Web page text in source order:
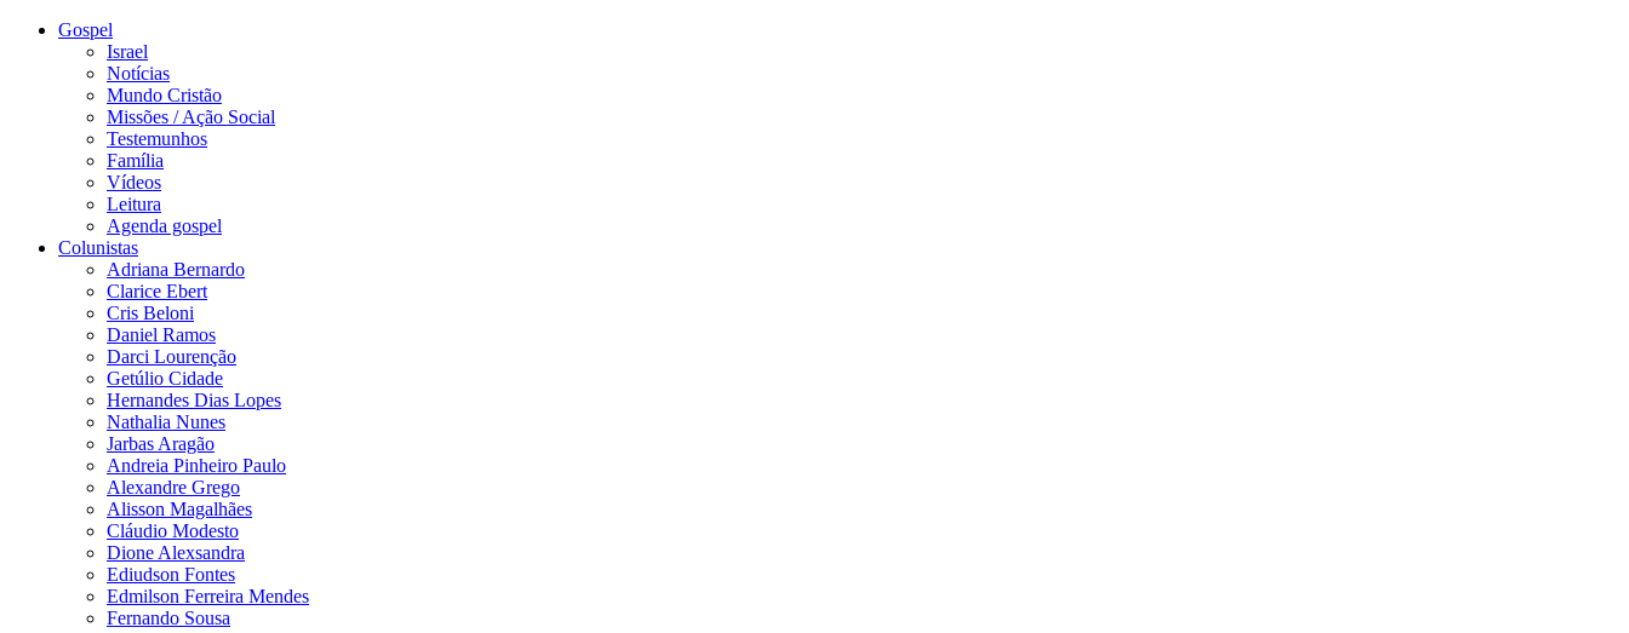
Gospel
Israel
Notícias
Mundo Cristão
Missões / Ação Social
Testemunhos
Família
Vídeos
Leitura
Agenda gospel
Colunistas
Adriana Bernardo
Clarice Ebert
Cris Beloni
Daniel Ramos
Darci Lourenção
Getúlio Cidade
Hernandes Dias Lopes
Nathalia Nunes
Jarbas Aragão
Andreia Pinheiro Paulo
Alexandre Grego
Alisson Magalhães
Cláudio Modesto
Dione Alexsandra
Ediudson Fontes
Edmilson Ferreira Mendes
Fernando Sousa